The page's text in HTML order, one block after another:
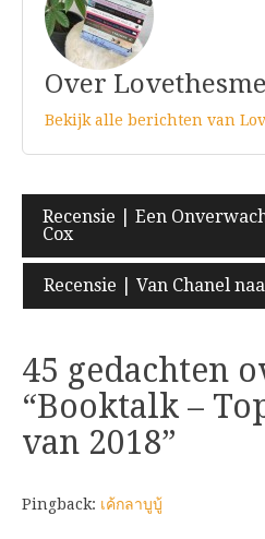
Over
Bekijk alle berichten van
Bericht
navigatie
Recensie | Een
Cox
Recensie | Van Chanel
45 gedachten
“Booktalk –
van 2018”
Pingback: เค้กลาบูบู้